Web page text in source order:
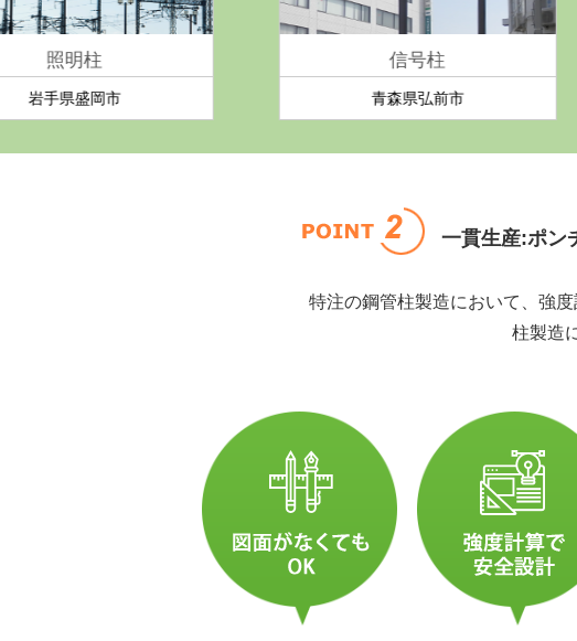
一貫生産:ポン
特注の鋼管柱製造において、強
柱製造